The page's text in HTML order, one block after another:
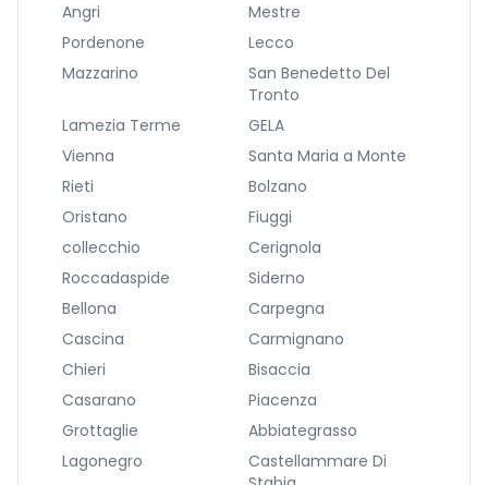
Angri
Mestre
Pordenone
Lecco
Mazzarino
San Benedetto Del
Tronto
Lamezia Terme
GELA
Vienna
Santa Maria a Monte
Rieti
Bolzano
Oristano
Fiuggi
collecchio
Cerignola
Roccadaspide
Siderno
Bellona
Carpegna
Cascina
Carmignano
Chieri
Bisaccia
Casarano
Piacenza
Grottaglie
Abbiategrasso
Lagonegro
Castellammare Di